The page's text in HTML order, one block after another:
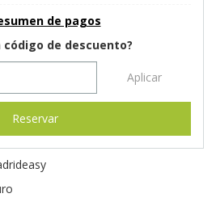
de pagos
código de descuento?
Aplicar
Reservar